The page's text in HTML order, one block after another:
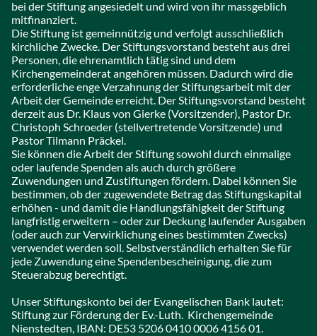
bei der Stiftung angesiedelt und wird von ihr massgeblich
mitfinanziert.
Die Stiftung ist gemeinnützig und verfolgt ausschließlich
kirchliche Zwecke. Der Stiftungsvorstand besteht aus drei
Personen, die ehrenamtlich tätig sind und dem
Kirchengemeinderat angehören müssen. Dadurch wird die
erforderliche enge Verzahnung der Stiftungsarbeit mit der
Arbeit der Gemeinde erreicht. Der Stiftungsvorstand besteht
derzeit aus Dr. Klaus von Gierke (Vorsitzender), Pastor Dr.
Christoph Schroeder (stellvertretende Vorsitzende) und
Pastor Tilmann Präckel.‎
Sie können die Arbeit der Stiftung sowohl durch einmalige
oder laufende Spenden als auch durch größere
Zuwendungen und Zustiftungen fördern. Dabei können Sie
bestimmen, ob der zugewendete Betrag das Stiftungskapital
erhöhen - und damit die Handlungsfähigkeit der Stiftung
langfristig erweitern – oder zur Deckung laufender Ausgaben
(oder auch zur Verwirklichung eines bestimmten Zwecks)
verwendet werden soll. Selbstverständlich erhalten Sie für
jede Zuwendung eine Spendenbescheinigung, die zum
Steuerabzug berechtigt.
Unser Stiftungskonto bei der Evangelischen Bank lautet:
Stiftung zur Förderung der Ev.-Luth. Kirchengemeinde
Nienstedten, IBAN: DE53 5206 0410 0006 4156 01.